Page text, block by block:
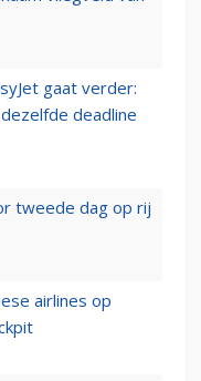
gaat verder:
deadline
tweede dag op rij
airlines op